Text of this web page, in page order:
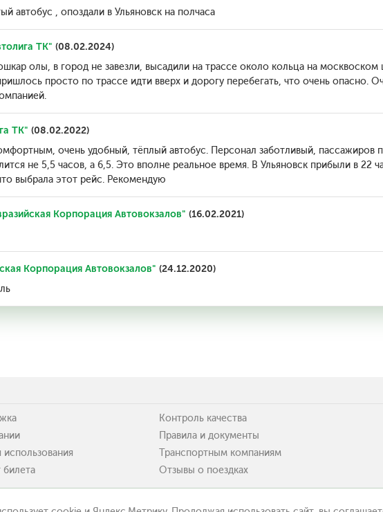
автобус , опоздали в Ульяновск на полчаса
ТК" (08.02.2024)
олы, в город не завезли, высадили на трассе около кольца на
просто по трассе идти вверх и дорогу перебегать, что очень опасно.
ТК" (08.02.2022)
очень удобный, тёплый автобус. Персонал заботливый, пассажиров
не 5,5 часов, а 6,5. Это вполне реальное время. В Ульяновск прибыли в
выбрала этот рейс. Рекомендую
Корпорация Автовокзалов" (16.02.2021)
Корпорация Автовокзалов" (24.12.2020)
использования
билета
Контроль качества
Правила и документы
Транспортным компаниям
Отзывы о поездках